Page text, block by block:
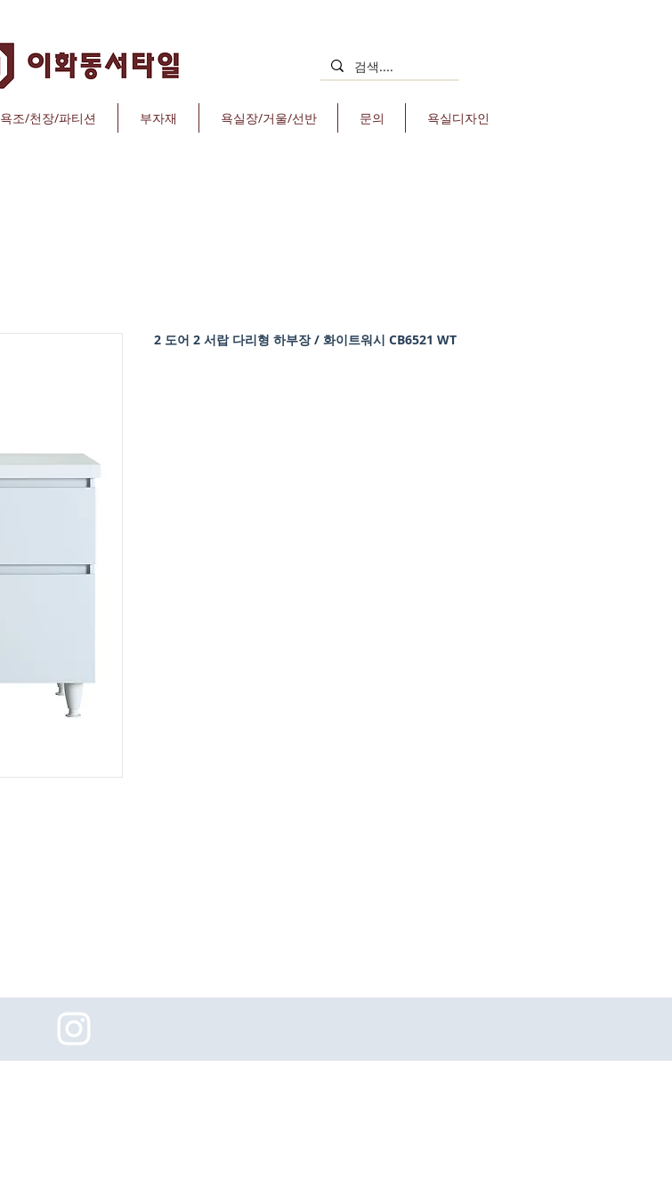
욕조/천장/파티션 부자재 욕실장/거울/선반 문의 욕실디자인
2 도어 2 서랍 다리형 하부장 / 화이트워시 CB6521 WT